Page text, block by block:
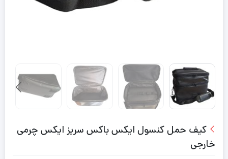
کیف حمل کنسول ایکس باکس سریز ایکس چرمی
خارجی